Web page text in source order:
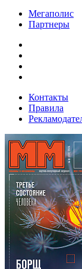
Мегаполис
Партнеры
Контакты
Правила